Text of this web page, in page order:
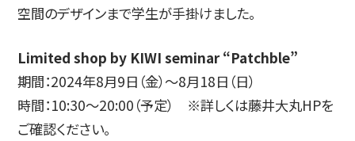
通信教育部
空間のデザインまで学生が手掛けました。
Limited shop by KIWI seminar “Patchble”
期間：2024年8月9日（金）～8月18日（日）
時間：10:30～20:00（予定） ※詳しくは藤井大丸HPを
ご確認ください。